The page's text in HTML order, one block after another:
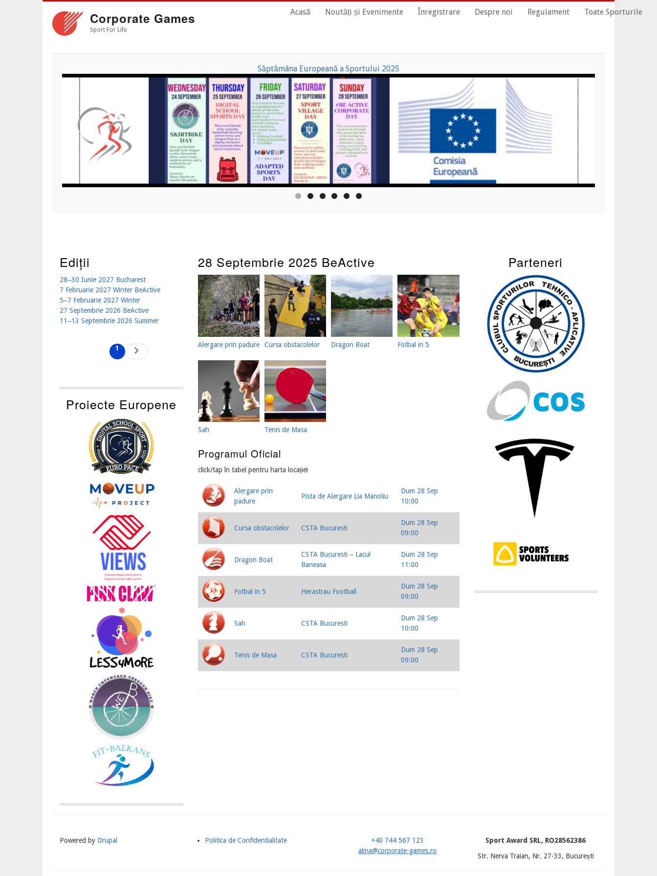
Corporate Games
Sport For Life
Săptămâna Europeană a Sportului 2025
Main
Acasă Noutăți și Evenimente Înregistrare Despre noi Regulament Toate Sporturile
Ediții
28‒30 Iunie 2027 Bucharest
7 Februarie 2027 Winter BeActive
5‒7 Februarie 2027 Winter
27 Septembrie 2026 BeActive
11‒13 Septembrie 2026 Summer
Current
page
1
Next
page
Proiecte Europene
28 Septembrie 2025 BeActive
Alergare prin padure Cursa obstacolelor Dragon Boat Fotbal in 5
Sah Tenis de Masa
Programul Oficial
click/tap în tabel pentru harta locației
Alergare prin
padure
Pista de Alergare Lia Manoliu
Dum 28 Sep
10:00
Cursa obstacolelor CSTA Bucuresti
Dum 28 Sep
09:00
Dragon Boat
CSTA Bucuresti ‒ Lacul
Baneasa
Dum 28 Sep
11:00
Fotbal in 5 Herastrau Football
Dum 28 Sep
09:00
Sah CSTA Bucuresti
Dum 28 Sep
10:00
Tenis de Masa CSTA Bucuresti
Dum 28 Sep
09:00
Parteneri
Powered by Drupal Politica de Confidentialitate
+40 744 567 123
alina@corporate-games.ro
Sport Award SRL, RO28562386
Str. Nerva Traian, Nr. 27-33, București